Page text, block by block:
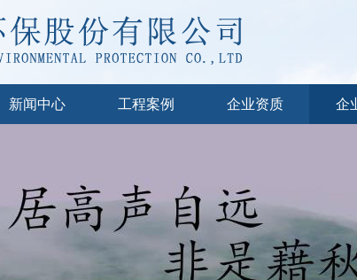
新闻中心 工程案例 企业资质 企